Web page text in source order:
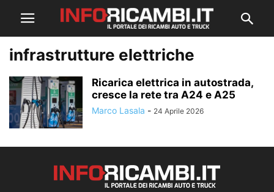
infrastrutture elettriche
Ricarica elettrica in autostrada,
cresce la rete tra A24 e A25
Marco Lasala - 24 Aprile 2026